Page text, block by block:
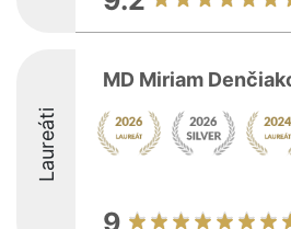
Laureáti
MD Miriam
9